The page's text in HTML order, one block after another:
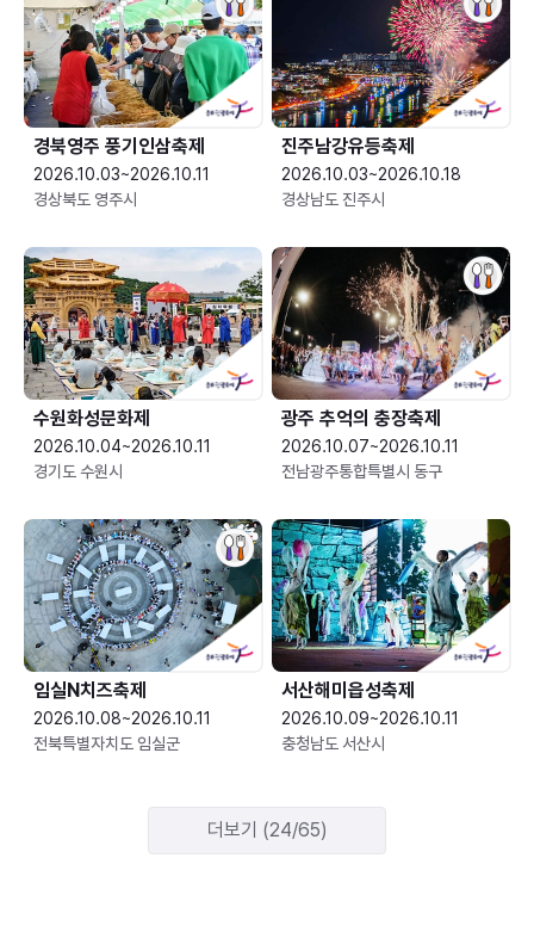
경북영주 풍기인삼축제
2026.10.03~2026.10.11
경상북도 영주시
진주남강유등축제
2026.10.03~2026.10.18
경상남도 진주시
수원화성문화제
2026.10.04~2026.10.11
경기도 수원시
광주 추억의 충장축제
2026.10.07~2026.10.11
전남광주통합특별시 동구
임실N치즈축제
2026.10.08~2026.10.11
전북특별자치도 임실군
서산해미읍성축제
2026.10.09~2026.10.11
충청남도 서산시
더보기 (24/65)